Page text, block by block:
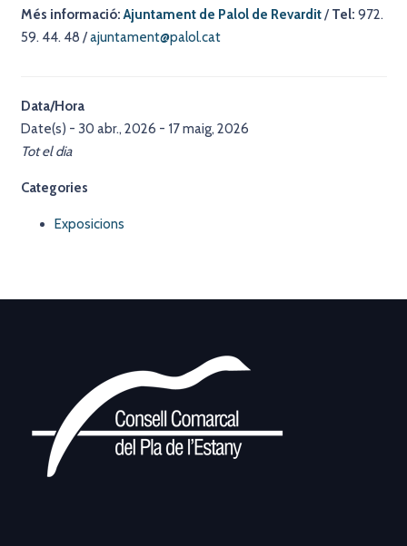
Més informació:Ajuntament de Palol de Revardit/Tel: 972.
59. 44. 48 /ajuntament@palol.cat
Data/Hora
Date(s) - 30 abr., 2026 - 17 maig, 2026
Tot el dia
Categories
Exposicions